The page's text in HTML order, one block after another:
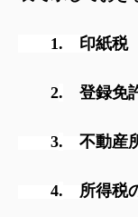
1. 印紙税
2. 登録免
3. 不動産
4. 所得税